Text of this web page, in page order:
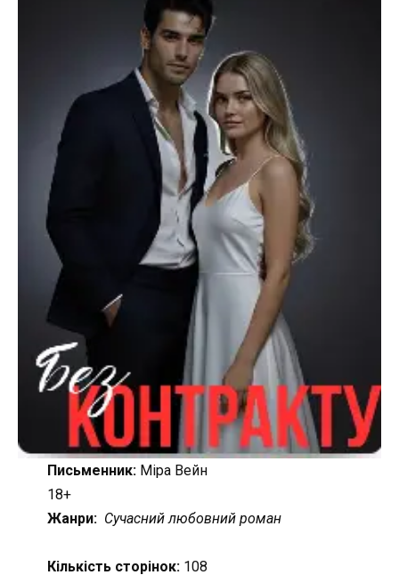
Письменник:Міра Вейн
18+
Жанри: Сучасний любовний роман
Кількість сторінок:108